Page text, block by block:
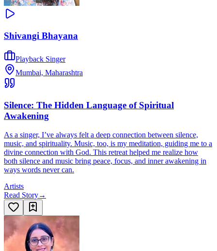
Shivangi Bhayana
Playback Singer
Mumbai, Maharashtra
Silence: The Hidden Language of Spiritual
Awakening
As a singer, I’ve always felt a deep connection between silence,
music, and spirituality. Music, too, is my meditation, guiding me to a
divine connection with God. This retreat helped me realize how
both silence and music bring peace, focus, and inner awakening in
ways words never can.
Artists
Read Story→